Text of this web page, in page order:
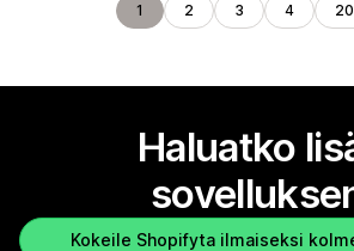
1 2 3 4 20
Haluatko
Kokeile Shopifyta ilmaiseksi